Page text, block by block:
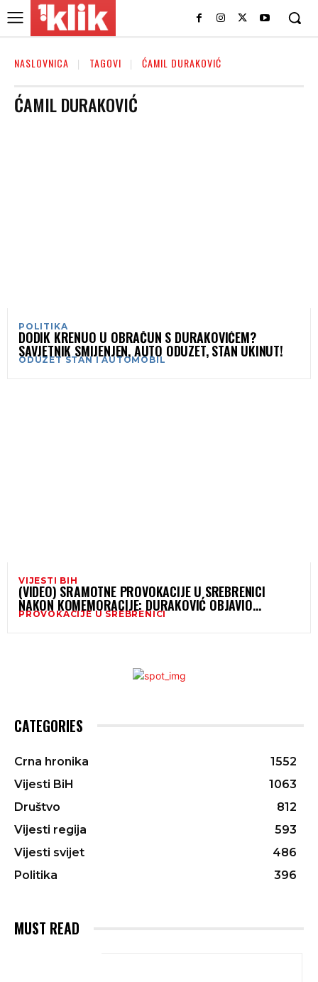
NASLOVNICA TAGOVI ĆAMIL DURAKOVIĆ
ĆAMIL DURAKOVIĆ
POLITIKA
DODIK KRENUO U OBRAČUN S DURAKOVIĆEM?
SAVJETNIK SMIJENJEN, AUTO ODUZET, STAN UKINUT!
ODUZET STAN I AUTOMOBIL
VIJESTI BIH
(VIDEO) SRAMOTNE PROVOKACIJE U SREBRENICI
NAKON KOMEMORACIJE: DURAKOVIĆ OBJAVIO
UZNEMIRUJUĆI SNIMAK
PROVOKACIJE U SREBRENICI
CATEGORIES
Crna hronika
1552
Vijesti BiH
1063
Društvo
812
Vijesti regija
593
Vijesti svijet
486
Politika
396
MUST READ